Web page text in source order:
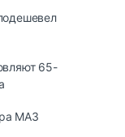
65-
МАЗ